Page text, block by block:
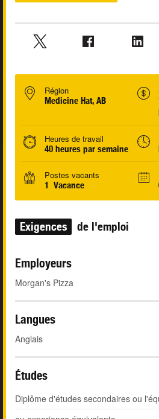
Région
Medicine Hat, AB
Heures de travail
40 heures par semaine
Postes vacants
1 Vacance
Exigences de l'emploi
Employeurs
Morgan's Pizza
Langues
Anglais
Études
Diplôme d'études secondaires ou